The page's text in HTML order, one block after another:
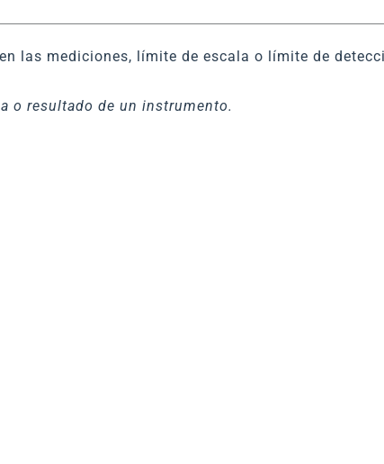
las mediciones, límite de escala o límite de
o resultado de un instrumento.